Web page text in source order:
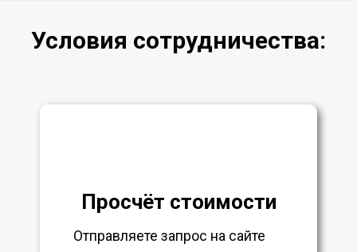
Условия сотрудничества:
Просчёт стоимости
Отправляете запрос на сайте